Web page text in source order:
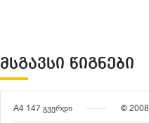
ᲛᲡᲒᲐᲕᲡᲘ ᲬᲘᲒᲜᲔᲑᲘ
A4 147 გვერდი © 2008